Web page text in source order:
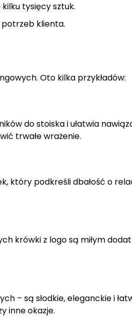
tysięcy sztuk.
potrzeb klienta.
Oto kilka przykładów:
do stoiska i ułatwia
trwałe wrażenie.
który podkreśli dbałość o
krówki z logo są miłym
– są słodkie, eleganckie i
inne okazje.